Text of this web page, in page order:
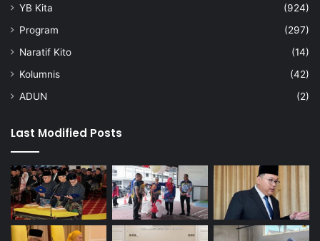
YB Kita
(924)
Program
(297)
Naratif Kito
(14)
Kolumnis
(42)
ADUN
(2)
Last Modified Posts